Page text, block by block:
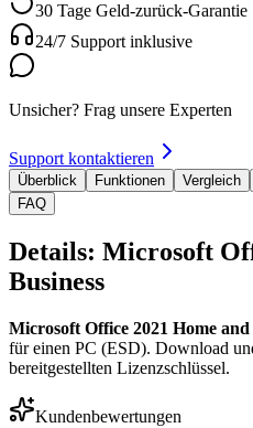
30 Tage Geld-zurück-Garantie
24/7 Support inklusive
Unsicher? Frag unsere Experten
Support kontaktieren
Überblick Funktionen Vergleich
FAQ
Details: Microsoft
Business
Microsoft Office 2021 Home and
für einen PC (ESD). Download
bereitgestellten Lizenzschlüssel.
Kundenbewertungen